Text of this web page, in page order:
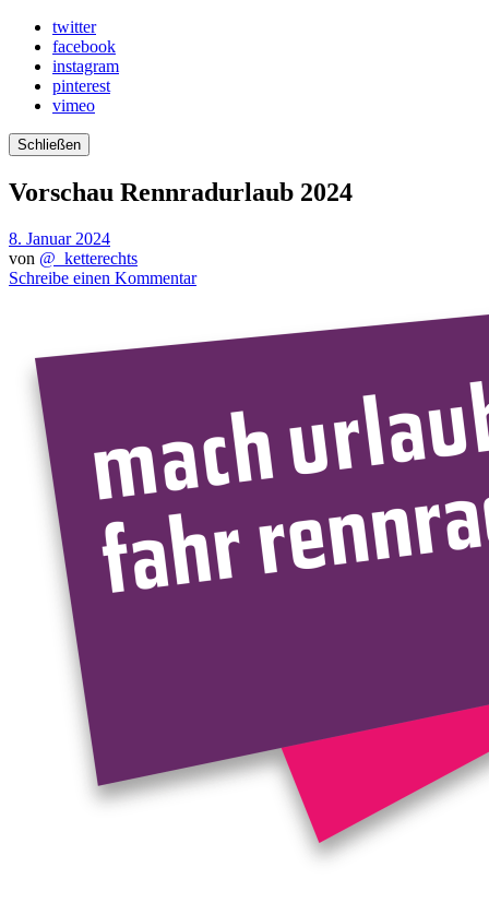
twitter
facebook
instagram
pinterest
vimeo
Schließen
Vorschau Rennradurlaub 2024
8. Januar 2024
von @_ketterechts
Schreibe einen Kommentar